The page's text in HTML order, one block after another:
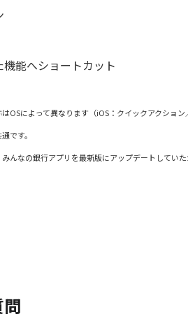
能へショートカット
OSによって異なります（iOS：クイックアクショ
です。
んなの銀行アプリを最新版にアップデートしていた